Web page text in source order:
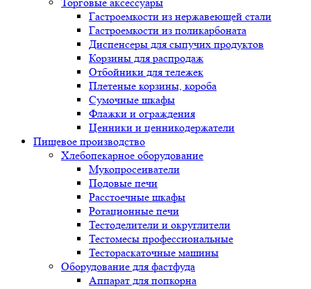
Гастроемкости из нержавеющей стали
Гастроемкости из поликарбоната
Диспенсеры для сыпучих продуктов
Корзины для распродаж
Отбойники для тележек
Плетеные корзины, короба
Сумочные шкафы
Флажки и ограждения
Ценники и ценникодержатели
Пищевое производство
Хлебопекарное оборудование
Мукопросеиватели
Подовые печи
Расстоечные шкафы
Ротационные печи
Тестоделители и округлители
Тестомесы профессиональные
Тестораскаточные машины
Оборудование для фастфуда
Аппарат для попкорна